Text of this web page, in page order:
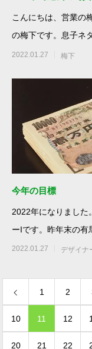
こんにちは、営業の
の梅下です。息子ネ
で載せときます。
2022.01.27 梅下
今年の目標
2022年になりました
ーIです。昨年末の有
ていたので
2022.01.27 デザイナ
1 2
10 11 12
20 21 22